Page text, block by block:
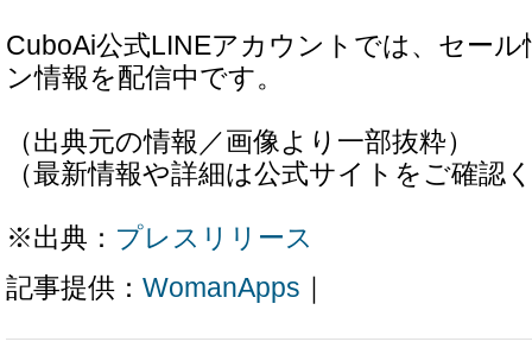
CuboAi公式LINEアカウントでは、セー
ン情報を配信中です。
（出典元の情報／画像より一部抜粋）
（最新情報や詳細は公式サイトをご確認
※出典： プレスリリース
記事提供： WomanApps